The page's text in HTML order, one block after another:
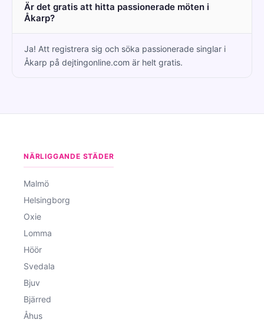
Är det gratis att hitta passionerade möten i
Åkarp?
Ja! Att registrera sig och söka passionerade singlar i
Åkarp på dejtingonline.com är helt gratis.
NÄRLIGGANDE STÄDER
Malmö
Helsingborg
Oxie
Lomma
Höör
Svedala
Bjuv
Bjärred
Åhus